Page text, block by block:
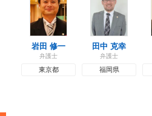
岩田 修一
弁護士
東京都
田中 克幸
弁護士
福岡県